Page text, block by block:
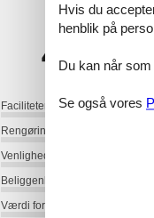
4,8
Faciliteter:
Rengøring:
Venlighed:
Beliggenhed:
Værdi for pengene:
Hvis du
henblik på
Du kan når
Se også vores